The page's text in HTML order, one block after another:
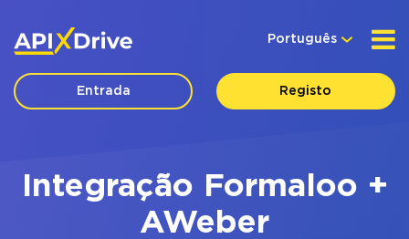
Português
Entrada Registo
Integração Formaloo +
AWeber